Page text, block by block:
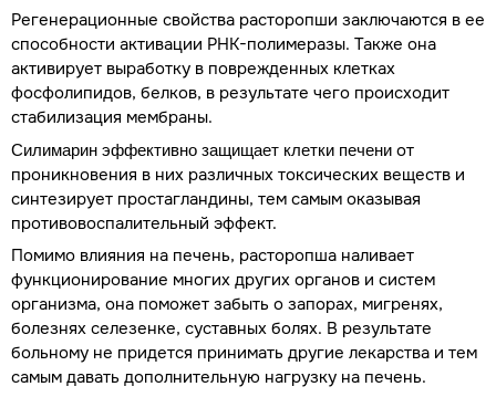
Регенерационные свойства расторопши заключаются в ее
способности активации РНК-полимеразы. Также она
активирует выработку в поврежденных клетках
фосфолипидов, белков, в результате чего происходит
стабилизация мембраны.
Силимарин эффективно защищает клетки печени от
проникновения в них различных токсических веществ и
синтезирует простагландины, тем самым оказывая
противовоспалительный эффект.
Помимо влияния на печень, расторопша наливает
функционирование многих других органов и систем
организма, она поможет забыть о запорах, мигренях,
болезнях селезенке, суставных болях. В результате
больному не придется принимать другие лекарства и тем
самым давать дополнительную нагрузку на печень.